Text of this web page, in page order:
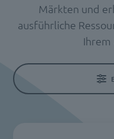
Märkten und
ausführliche